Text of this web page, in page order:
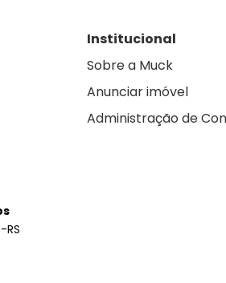
Institucional
Sobre a Muck
Anunciar imóvel
Administração de